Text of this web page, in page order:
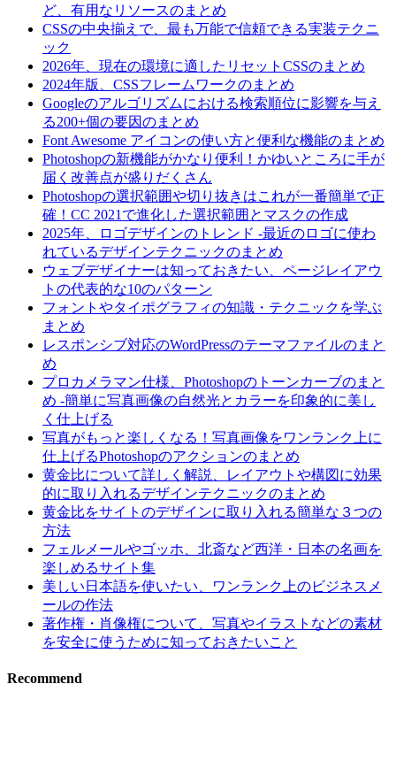
ど、有用なリソースのまとめ
CSSの中央揃えで、最も万能で信頼できる実装テクニ
ック
2026年、現在の環境に適したリセットCSSのまとめ
2024年版、CSSフレームワークのまとめ
Googleのアルゴリズムにおける検索順位に影響を与え
る200+個の要因のまとめ
Font Awesome アイコンの使い方と便利な機能のまとめ
Photoshopの新機能がかなり便利！かゆいところに手が
届く改善点が盛りだくさん
Photoshopの選択範囲や切り抜きはこれが一番簡単で正
確！CC 2021で進化した選択範囲とマスクの作成
2025年、ロゴデザインのトレンド -最近のロゴに使わ
れているデザインテクニックのまとめ
ウェブデザイナーは知っておきたい、ページレイアウ
トの代表的な10のパターン
フォントやタイポグラフィの知識・テクニックを学ぶ
まとめ
レスポンシブ対応のWordPressのテーマファイルのまと
め
プロカメラマン仕様、Photoshopのトーンカーブのまと
め -簡単に写真画像の自然光とカラーを印象的に美し
く仕上げる
写真がもっと楽しくなる！写真画像をワンランク上に
仕上げるPhotoshopのアクションのまとめ
黄金比について詳しく解説、レイアウトや構図に効果
的に取り入れるデザインテクニックのまとめ
黄金比をサイトのデザインに取り入れる簡単な３つの
方法
フェルメールやゴッホ、北斎など西洋・日本の名画を
楽しめるサイト集
美しい日本語を使いたい、ワンランク上のビジネスメ
ールの作法
著作権・肖像権について、写真やイラストなどの素材
を安全に使うために知っておきたいこと
Recommend